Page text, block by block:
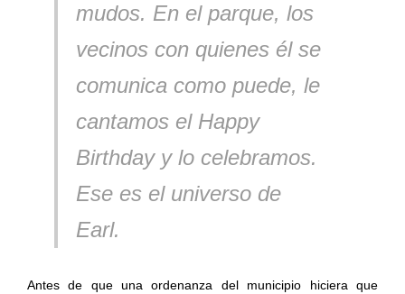
mudos. En el parque, los
vecinos con quienes él se
comunica como puede, le
cantamos el Happy
Birthday y lo celebramos.
Ese es el universo de
Earl.
Antes de que una ordenanza del municipio hiciera que